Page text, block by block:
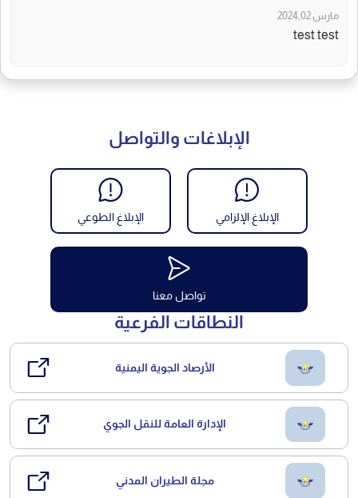
مارس 2024,02
test test
الإبلاغات والتواصل
الإبلاغ الإلزامي الإبلاغ الطوعي
تواصل معنا
النطاقات الفرعية
الأرصاد الجوية اليمنية
الإدارة العامة للنقل الجوي
مجلة الطيران المدني